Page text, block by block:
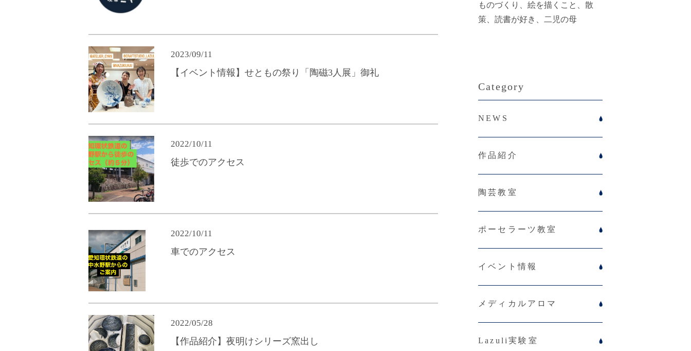
2023/09/11
【イベント情報】せともの祭り「陶磁3人展」御礼
2022/10/11
徒歩でのアクセス
2022/10/11
車でのアクセス
2022/05/28
【作品紹介】夜明けシリーズ窯出し
ものづくり、絵を描くこと、散
策、読書が好き、二児の母
Category
NEWS
作品紹介
陶芸教室
ポーセラーツ教室
イベント情報
メディカルアロマ
Lazuli実験室